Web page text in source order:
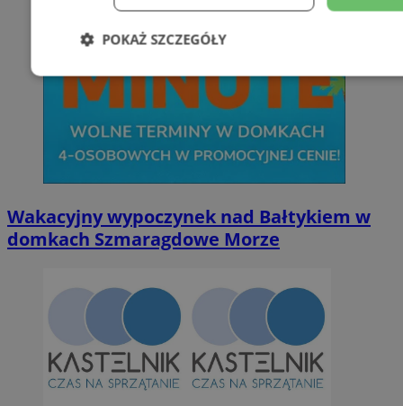
Wakacyjny wypoczynek nad Bałtykiem w
domkach Szmaragdowe Morze
POKAŻ SZCZEGÓŁY
Niezbędne Wydajność
Niesklasyfikowane
Niezbędne pliki cookie umożliwiają korzystanie z podstawowych
takich jak logowanie użytkownika i zarządzanie kontem. Bez
można prawidłowo korzystać ze strony internetowej.
Nazwa
Provider/
Domena